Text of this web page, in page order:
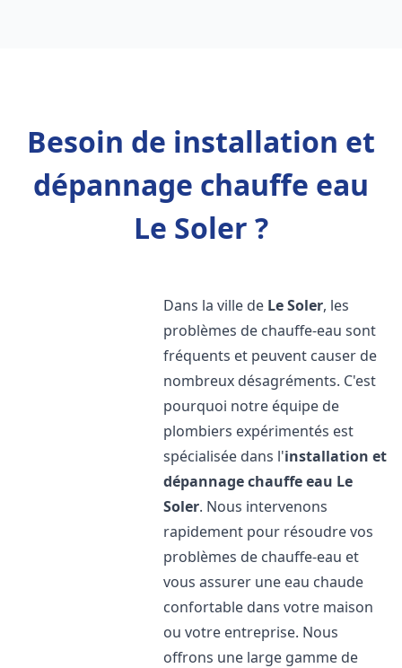
Besoin de installation et
dépannage chauffe eau
Le Soler ?
Dans la ville de Le Soler, les
problèmes de chauffe-eau sont
fréquents et peuvent causer de
nombreux désagréments. C'est
pourquoi notre équipe de
plombiers expérimentés est
spécialisée dans l'installation et
dépannage chauffe eau Le
Soler. Nous intervenons
rapidement pour résoudre vos
problèmes de chauffe-eau et
vous assurer une eau chaude
confortable dans votre maison
ou votre entreprise. Nous
offrons une large gamme de